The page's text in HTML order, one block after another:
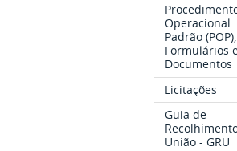
Operacional
Padrão (POP),
Formulários
Documentos
Licitações
Guia de
União - GRU